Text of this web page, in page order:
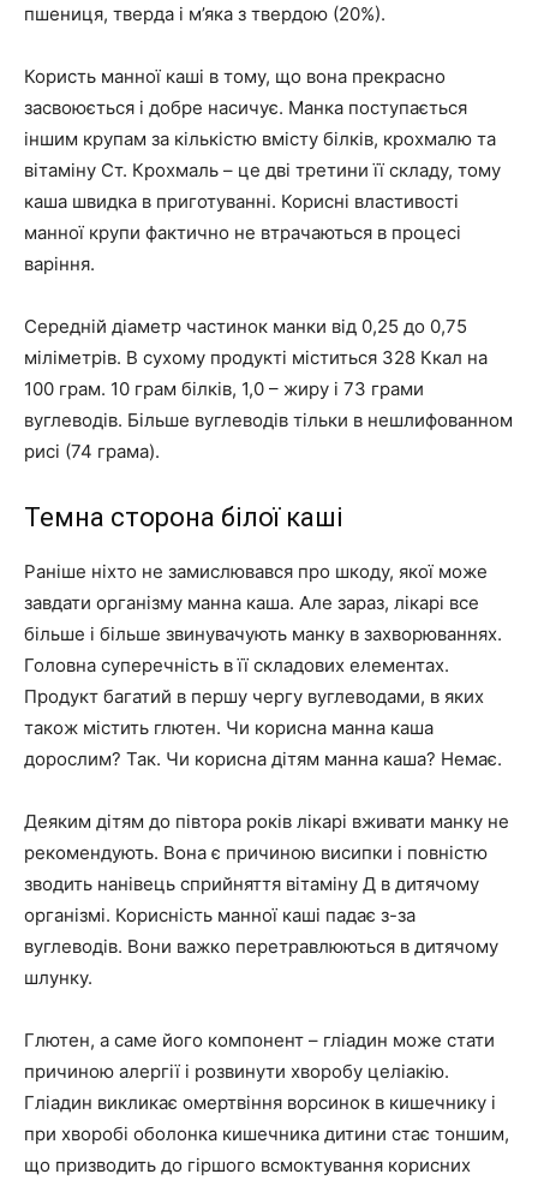
пшениця, тверда і м’яка з твердою (20%).
Користь манної каші в тому, що вона прекрасно
засвоюється і добре насичує. Манка поступається
іншим крупам за кількістю вмісту білків, крохмалю та
вітаміну Ст. Крохмаль – це дві третини її складу, тому
каша швидка в приготуванні. Корисні властивості
манної крупи фактично не втрачаються в процесі
варіння.
Середній діаметр частинок манки від 0,25 до 0,75
міліметрів. В сухому продукті міститься 328 Ккал на
100 грам. 10 грам білків, 1,0 – жиру і 73 грами
вуглеводів. Більше вуглеводів тільки в нешлифованном
рисі (74 грама).
Темна сторона білої каші
Раніше ніхто не замислювався про шкоду, якої може
завдати організму манна каша. Але зараз, лікарі все
більше і більше звинувачують манку в захворюваннях.
Головна суперечність в її складових елементах.
Продукт багатий в першу чергу вуглеводами, в яких
також містить глютен. Чи корисна манна каша
дорослим? Так. Чи корисна дітям манна каша? Немає.
Деяким дітям до півтора років лікарі вживати манку не
рекомендують. Вона є причиною висипки і повністю
зводить нанівець сприйняття вітаміну Д в дитячому
організмі. Корисність манної каші падає з-за
вуглеводів. Вони важко перетравлюються в дитячому
шлунку.
Глютен, а саме його компонент – гліадин може стати
причиною алергії і розвинути хворобу целіакію.
Гліадин викликає омертвіння ворсинок в кишечнику і
при хворобі оболонка кишечника дитини стає тоншим,
що призводить до гіршого всмоктування корисних